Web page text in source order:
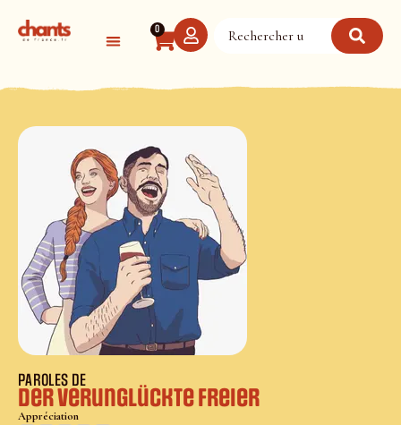
0
PAROLES DE
Der verunglückte Freier
Appréciation